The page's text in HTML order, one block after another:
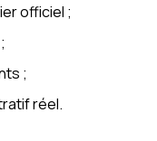
officiel ;
;
réel.